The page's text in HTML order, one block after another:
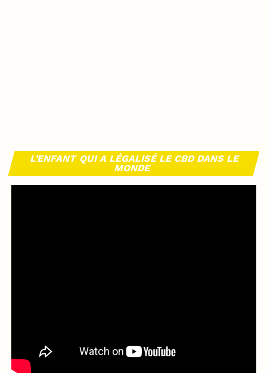
L’ENFANT QUI A LÉGALISÉ LE CBD DANS LE
MONDE